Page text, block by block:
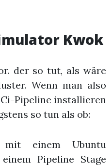
Kwok
der so tut, als wäre
Wenn man also
Pipeline installieren
so tun als ob:
einem Ubuntu
Pipeline Stage